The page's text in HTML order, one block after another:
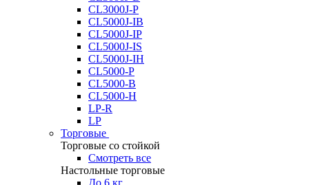
CL3000J-P
CL5000J-IB
CL5000J-IP
CL5000J-IS
CL5000J-IH
CL5000-P
CL5000-B
CL5000-H
LP-R
LP
Торговые
Торговые со стойкой
Смотреть все
Настольные торговые
До 6 кг